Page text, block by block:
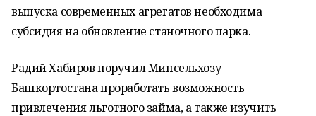
выпуска современных агрегатов необходима
субсидия на обновление станочного парка.
Радий Хабиров поручил Минсельхозу
Башкортостана проработать возможность
привлечения льготного займа, а также изучить